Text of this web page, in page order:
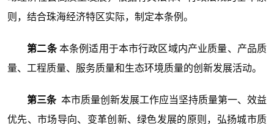
则，结合珠海经济特区实际，制定本条例。
第二条本条例适用于本市行政区域内产业质量、产品质
量、工程质量、服务质量和生态环境质量的创新发展活动。
第三条 本市质量创新发展工作应当坚持质量第一、效益
优先、市场导向、变革创新、绿色发展的原则，弘扬城市质